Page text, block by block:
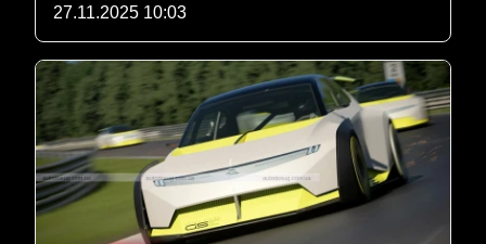
27.11.2025 10:03